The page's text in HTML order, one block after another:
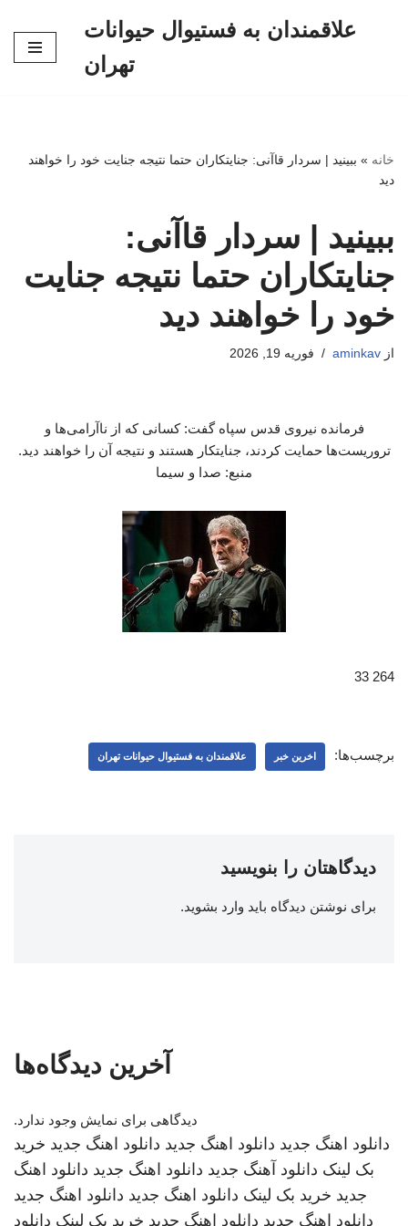
علاقمندان به فستیوال حیوانات
تهران
خانه » ببینید | سردار قاآنی: جنایتکاران حتما نتیجه جنایت خود را خواهند
دید
ببینید | سردار قاآنی:
جنایتکاران حتما نتیجه جنایت
خود را خواهند دید
از aminkav فوریه 19, 2026
فرمانده نیروی قدس سپاه گفت: کسانی که از ناآرامی‌ها و
تروریست‌ها حمایت کردند، جنایتکار هستند و نتیجه آن را خواهند دید.
منبع: صدا و سیما
264 33
برچسب‌ها: اخرین خبر علاقمندان به فستیوال حیوانات تهران
دیدگاهتان را بنویسید
برای نوشتن دیدگاه باید وارد بشوید.
آخرین دیدگاه‌ها
دیدگاهی برای نمایش وجود ندارد.
دانلود اهنگ جدید دانلود اهنگ جدید دانلود اهنگ جدید خرید
بک لینک دانلود آهنگ جدید دانلود اهنگ جدید دانلود اهنگ
جدید خرید بک لینک دانلود اهنگ جدید دانلود اهنگ جدید
دانلود اهنگ جدید دانلود اهنگ جدید خرید بک لینک دانلود